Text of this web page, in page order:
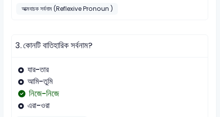
আত্মবাচক সর্বনাম (Reflexive Pronoun )
3.কোনটি বাতিহারিক সর্বনাম?
যার-তার
আমি-তুমি
নিজে-নিজে
এরা-ওরা